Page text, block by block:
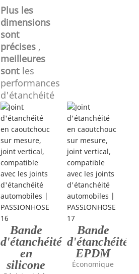
Plus les
dimensions
sont
précises,
meilleures
sontles
performances
d'étanchéité
Bande
d'étanchéité
en
silicone
Bande
d'étanchéité
EPDM
Économique